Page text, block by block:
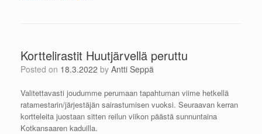
Korttelirastit Huutjärvellä peruttu
Posted on 18.3.2022 by Antti Seppä
Valitettavasti joudumme perumaan tapahtuman viime hetkellä
ratamestarin/järjestäjän sairastumisen vuoksi. Seuraavan kerran
kortteleita juostaan sitten reilun viikon päästä sunnuntaina
Kotkansaaren kaduilla.